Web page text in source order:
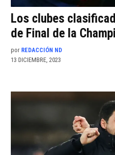
Los clubes
de Final de la
por REDACCIÓN ND
13 DICIEMBRE, 2023